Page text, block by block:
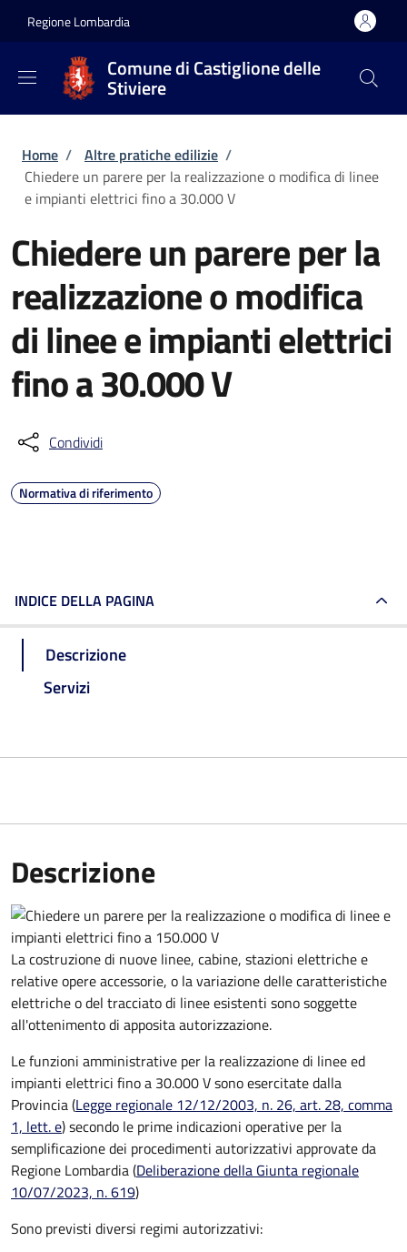
Regione Lombardia
Comune di Castiglione delle
Stiviere
Briciole di pane
Home / Altre pratiche edilizie /
Chiedere un parere per la realizzazione o modifica di linee
e impianti elettrici fino a 30.000 V
Chiedere un parere per la
realizzazione o modifica
di linee e impianti elettrici
fino a 30.000 V
Condividi
Normativa di riferimento
INDICE DELLA PAGINA
Descrizione
Servizi
Descrizione
La costruzione di nuove linee, cabine, stazioni elettriche e
relative opere accessorie, o la variazione delle caratteristiche
elettriche o del tracciato di linee esistenti sono soggette
all'ottenimento di apposita autorizzazione.
Le funzioni amministrative per la realizzazione di linee ed
impianti elettrici fino a 30.000 Vsono esercitate dalla
Provincia (Legge regionale 12/12/2003, n. 26, art. 28, comma
1, lett. e) secondo le prime indicazioni operative per la
semplificazione dei procedimenti autorizzativi approvate da
Regione Lombardia (Deliberazione della Giunta regionale
10/07/2023, n. 619)
Sono previsti diversi regimi autorizzativi: